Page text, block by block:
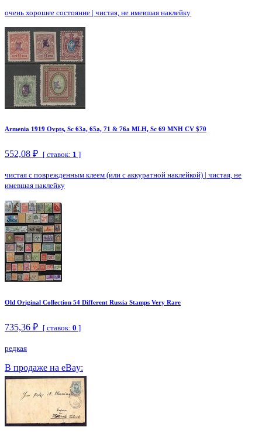
очень хорошее состояние | чистая, не имевшая наклейку
Armenia 1919 Ovpts, Sc 63a, 65a, 71 & 76a MLH, Sc 69 MNH CV $70
552,08 ₽ [ ставок: 1 ]
чистая с поврежденным клеем (или с аккуратной наклейкой) | чистая, не
имевшая наклейку
Old Original Collection 54 Different Russia Stamps Very Rare
735,36 ₽ [ ставок: 0 ]
редкая
В продаже на eBay: